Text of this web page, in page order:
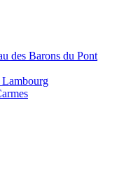
des Barons du Pont
Lambourg